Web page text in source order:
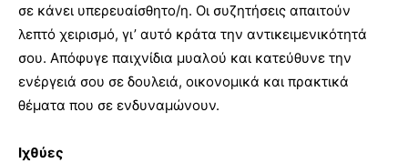
σε κάνει υπερευαίσθητο/η. Οι συζητήσεις απαιτούν
λεπτό χειρισμό, γι’ αυτό κράτα την αντικειμενικότητά
σου. Απόφυγε παιχνίδια μυαλού και κατεύθυνε την
ενέργειά σου σε δουλειά, οικονομικά και πρακτικά
θέματα που σε ενδυναμώνουν.
Ιχθύες